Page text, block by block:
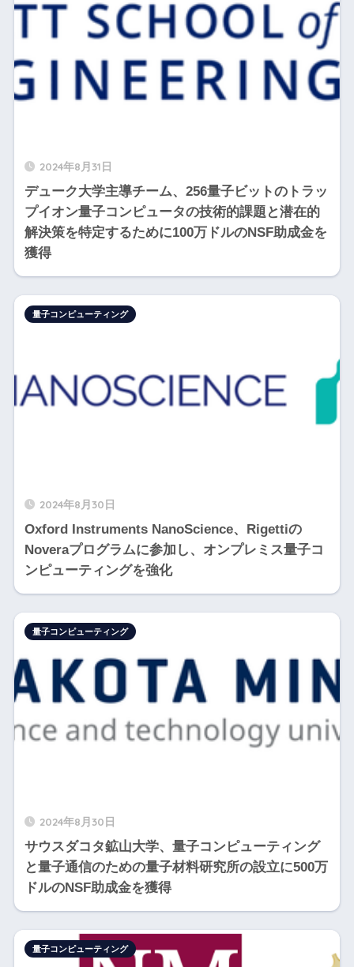
2024年8月31日
デューク大学主導チーム、256量子ビットのトラッ
プイオン量子コンピュータの技術的課題と潜在的
解決策を特定するために100万ドルのNSF助成金を
獲得
2024年8月30日
Oxford Instruments NanoScience、Rigettiの
Noveraプログラムに参加し、オンプレミス量子コ
ンピューティングを強化
量子コンピューティング
2024年8月30日
サウスダコタ鉱山大学、量子コンピューティング
と量子通信のための量子材料研究所の設立に500万
ドルのNSF助成金を獲得
量子コンピューティング
量子コンピューティング